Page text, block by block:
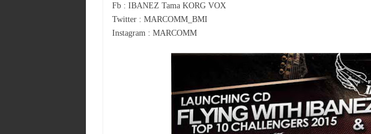
Fb : IBANEZ Tama KORG VOX
Twitter : MARCOMM_BMI
Instagram : MARCOMM